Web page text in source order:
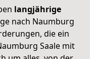
langjährige
nach Naumburg
die ein
Saale mit